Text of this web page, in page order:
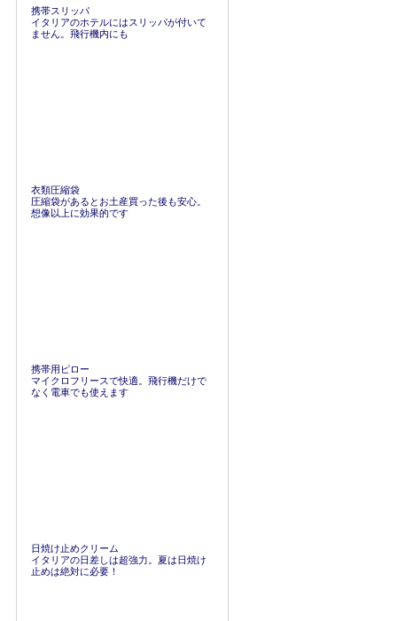
携帯スリッパ
イタリアのホテルにはスリッパが付いて
ません。飛行機内にも
衣類圧縮袋
圧縮袋があるとお土産買った後も安心。
想像以上に効果的です
携帯用ピロー
マイクロフリースで快適。飛行機だけで
なく電車でも使えます
日焼け止めクリーム
イタリアの日差しは超強力。夏は日焼け
止めは絶対に必要！